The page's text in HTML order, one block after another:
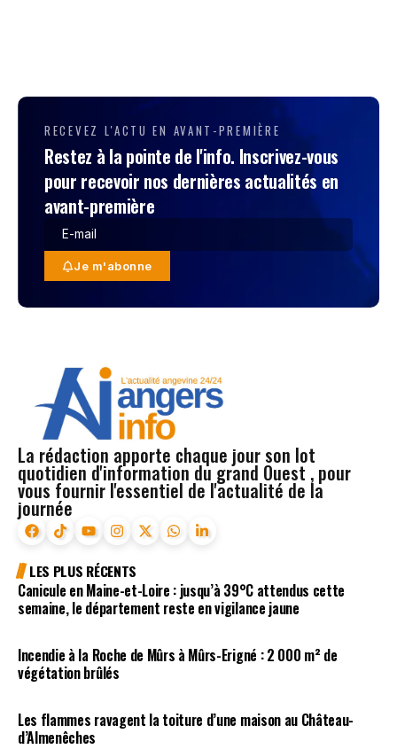
RECEVEZ L'ACTU EN AVANT-PREMIÈRE
Restez à la pointe de l'info. Inscrivez-vous
pour recevoir nos dernières actualités en
avant-première
Je m'abonne
La rédaction apporte chaque jour son lot
quotidien d'information du grand Ouest , pour
vous fournir l'essentiel de l'actualité de la
journée
LES PLUS RÉCENTS
Canicule en Maine-et-Loire : jusqu’à 39°C attendus cette
semaine, le département reste en vigilance jaune
Incendie à la Roche de Mûrs à Mûrs-Erigné : 2 000 m² de
végétation brûlés
Les flammes ravagent la toiture d’une maison au Château-
d’Almenêches